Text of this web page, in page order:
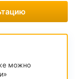
можно